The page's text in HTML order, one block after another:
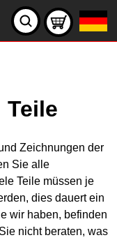
Zeichnungen der
Sie alle
Teile müssen je
dies dauert ein
wir haben, befinden
nicht beraten, was